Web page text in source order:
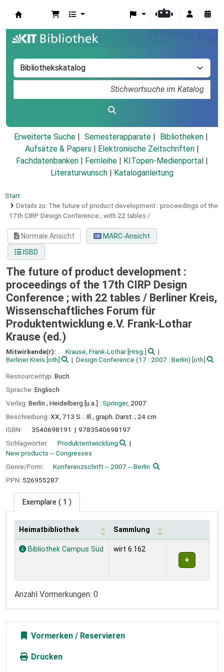
Erweiterte Suche Semesterapparate
Bibliotheken
Aufsätze & Papers
Elektronische Zeitschriften
Fachdatenbanken
Fernleihe KITopen-Medienportal
Literaturwunsch
Kataloganleitung
Start
Details zu: The future of product development : proceedings of the
17th CIRP Design Conference ; with 22 tables /
Normale Ansicht
MARC-Ansicht
ISBD
The future of product development :
proceedings of the 17th CIRP Design
Conference ; with 22 tables / Berliner Kreis,
Wissenschaftliches Forum für
Produktentwicklung e.V. Frank-Lothar
Krause (ed.)
Mitwirkende(r): Krause, Frank-Lothar[Hrsg.]
Berliner Kreis [oth] Design Conference (17 : 2007 : Berlin) [oth]
Ressourcentyp: Buch
Sprache: Englisch
Verlag: Berlin ; Heidelberg [u.a.] : Springer, 2007
Beschreibung: XX, 713 S. : Ill., graph. Darst. ; 24 cm
ISBN:
3540698191
9783540698197
Schlagwörter:
Produktentwicklung
New products -- Congresses
Genre/Form:
Konferenzschrift -- 2007 -- Berlin
PPN: 526955287
Exemplare ( 1 )
Exemplare
Heimatbibliothek Sammlung
Bibliothek Campus Süd wirt 6.162
Anzahl Vormerkungen: 0
Vormerken
Drucken